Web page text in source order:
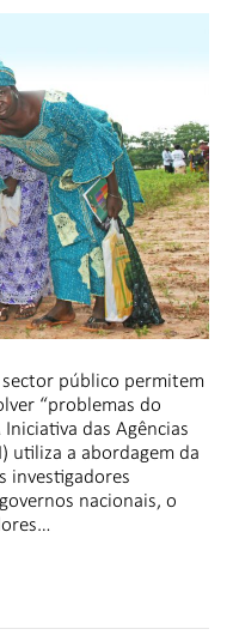
sector público permitem
“problemas do
das Agências
utiliza a abordagem da
investigadores
nacionais, o